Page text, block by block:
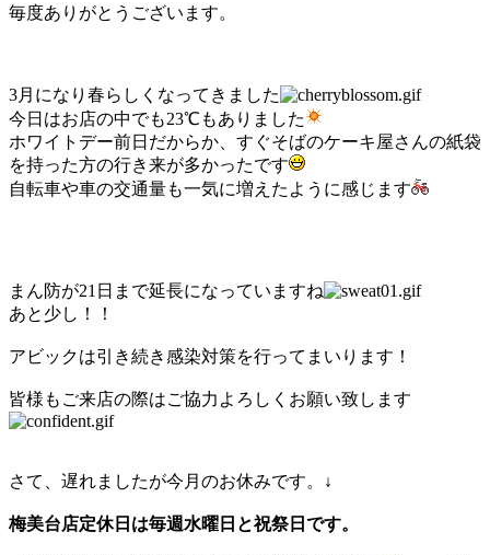
毎度ありがとうございます。
3月になり春らしくなってきました
今日はお店の中でも23℃もありました
ホワイトデー前日だからか、すぐそばのケーキ屋さんの紙袋
を持った方の行き来が多かったです
自転車や車の交通量も一気に増えたように感じます
まん防が21日まで延長になっていますね
あと少し！！
アビックは引き続き感染対策を行ってまいります！
皆様もご来店の際はご協力よろしくお願い致します
さて、遅れましたが今月のお休みです。↓
梅美台店定休日は毎週水曜日と祝祭日です。